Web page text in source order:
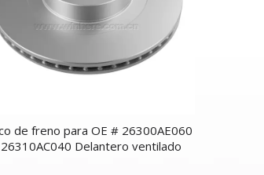
de freno para OE # 26300AE060
Delantero ventilado